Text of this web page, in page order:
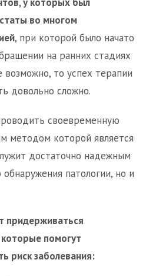
во многом
, при которой было начато
на ранних стадиях
то успех терапии
довольно сложно.
своевременную
методом которой является
достаточно надежным
патологии, но и
придерживаться
помогут
риск заболевания: